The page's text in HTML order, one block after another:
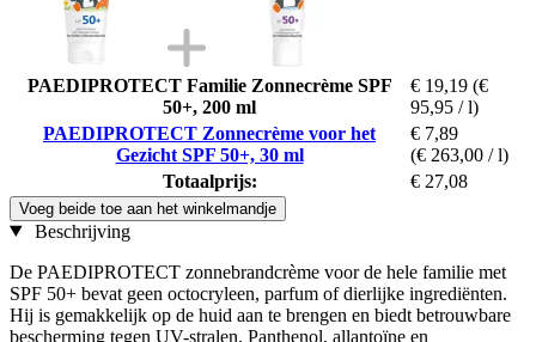
PAEDIPROTECT Familie Zonnecrème SPF
50+, 200 ml
€ 19,19 (€
95,95 / l)
PAEDIPROTECT Zonnecrème voor het
Gezicht SPF 50+, 30 ml
€ 7,89
(€ 263,00 / l)
Totaalprijs:
€ 27,08
Voeg beide toe aan het winkelmandje
Beschrijving
De PAEDIPROTECT zonnebrandcrème voor de hele familie met
SPF 50+ bevat geen octocryleen, parfum of dierlijke ingrediënten.
Hij is gemakkelijk op de huid aan te brengen en biedt betrouwbare
bescherming tegen UV-stralen. Panthenol, allantoïne en